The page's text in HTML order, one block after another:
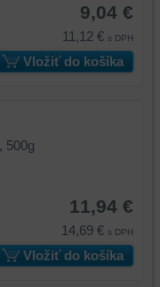
9,04 €
11,12 € s DPH
Vložiť do košíka
500g
11,94 €
14,69 € s DPH
Vložiť do košíka